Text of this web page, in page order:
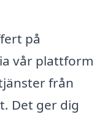
på
vår plattform
från
Det ger dig